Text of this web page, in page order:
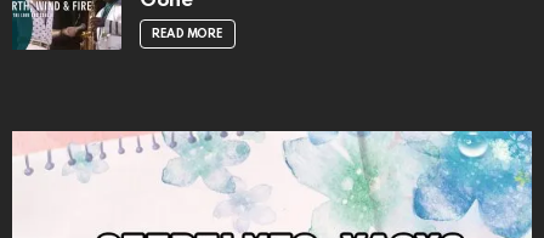
READ MORE